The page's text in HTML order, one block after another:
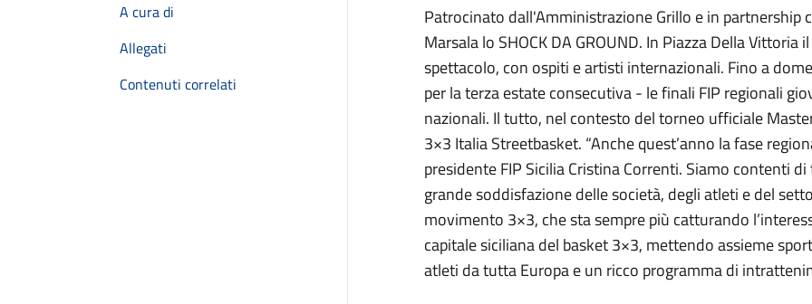
A cura di
Allegati
Contenuti correlati
Patrocinato dall'Amministrazione Grillo e in partnership
Marsala lo SHOCK DA GROUND. In Piazza Della
spettacolo, con ospiti e artisti internazionali. Fino a
per la terza estate consecutiva - le finali FIP regionali
nazionali. Il tutto, nel contesto del torneo ufficiale
3×3 Italia Streetbasket. “Anche quest’anno la fase
presidente FIP Sicilia Cristina Correnti. Siamo contenti
grande soddisfazione delle società, degli atleti e del
movimento 3×3, che sta sempre più catturando
capitale siciliana del basket 3×3, mettendo assieme
atleti da tutta Europa e un ricco programma di